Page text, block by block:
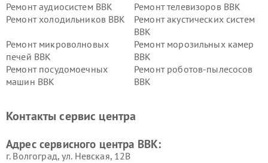
Ремонт аудиосистем BBK
Ремонт телевизоров BBK
Ремонт холодильников BBK
Ремонт акустических систем
BBK
Ремонт микроволновых
печей BBK
Ремонт морозильных камер
BBK
Ремонт посудомоечных
машин BBK
Ремонт роботов-пылесосов
BBK
Ремонт винных шкафов BBK
Контакты сервис центра
Адрес сервисного центра BBK:
г. Волгоград, ул. Невская, 12В